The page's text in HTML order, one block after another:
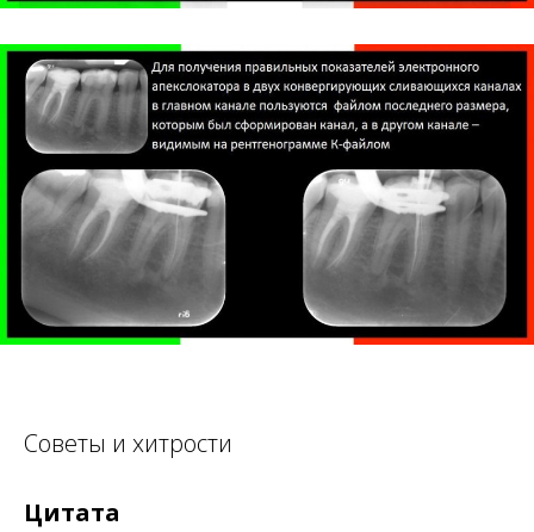
Советы и хитрости
Цитата